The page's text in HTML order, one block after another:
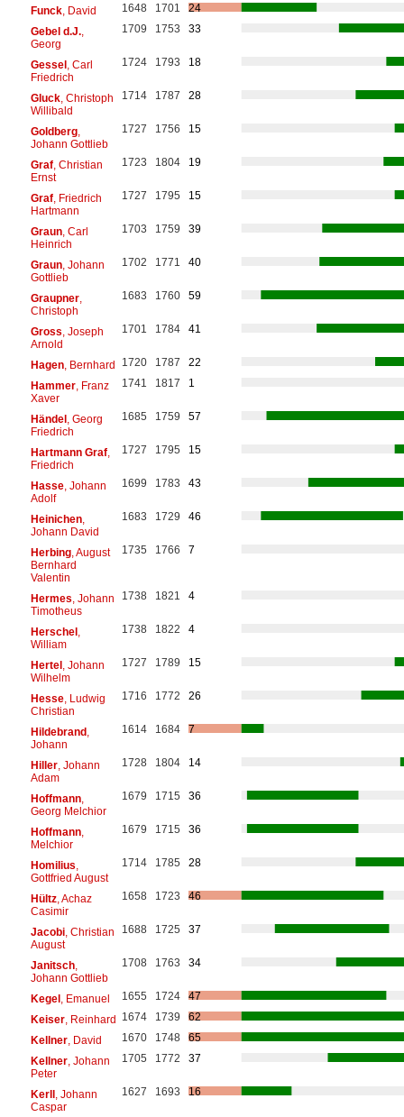
Funck, David 1648 1701
24
Gebel d.J.,
Georg
1709 1753 33
Gessel, Carl
Friedrich
1724 1793 18
Gluck, Christoph
Willibald
1714 1787 28
Goldberg,
Johann Gottlieb
1727 1756 15
Graf, Christian
Ernst
1723 1804 19
Graf, Friedrich
Hartmann
1727 1795 15
Graun, Carl
Heinrich
1703 1759 39
Graun, Johann
Gottlieb
1702 1771 40
Graupner,
Christoph
1683 1760 59
Gross , Joseph
Arnold
1701 1784 41
Hagen, Bernhard 1720 1787
22
Hammer, Franz
Xaver
1741 1817 1
Händel, Georg
Friedrich
1685 1759 57
Hartmann Graf,
Friedrich
1727 1795 15
Hasse, Johann
Adolf
1699 1783 43
Heinichen,
Johann David
1683 1729 46
Herbing, August
Bernhard
Valentin
1735 1766 7
Hermes , Johann
Timotheus
1738 1821 4
Herschel,
William
1738 1822 4
Hertel, Johann
Wilhelm
1727 1789 15
Hesse, Ludwig
Christian
1716 1772 26
Hildebrand,
Johann
1614 1684 7
Hiller, Johann
Adam
1728 1804 14
Hoffmann,
Georg Melchior
1679 1715 36
Hoffmann,
Melchior
1679 1715 36
Homilius
Gottfried August
1714 1785 28
Hültz, Achaz
Casimir
1658 1723 46
Jacobi, Christian
August
1688 1725 37
Janitsch,
Johann Gottlieb
1708 1763 34
Kegel, Emanuel 1655 1724
47
Keiser, Reinhard 1674 1739
62
Kellner, David 1670 1748
65
Kellner, Johann
Peter
1705 1772 37
Kerll, Johann
Caspar
1627 1693 16